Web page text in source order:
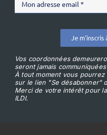
Je m'inscris
Vos coordonnées
seront jamais
À tout moment vous
sur le lien "Se désabonner"
Merci de votre intérêt pour
ILDI.